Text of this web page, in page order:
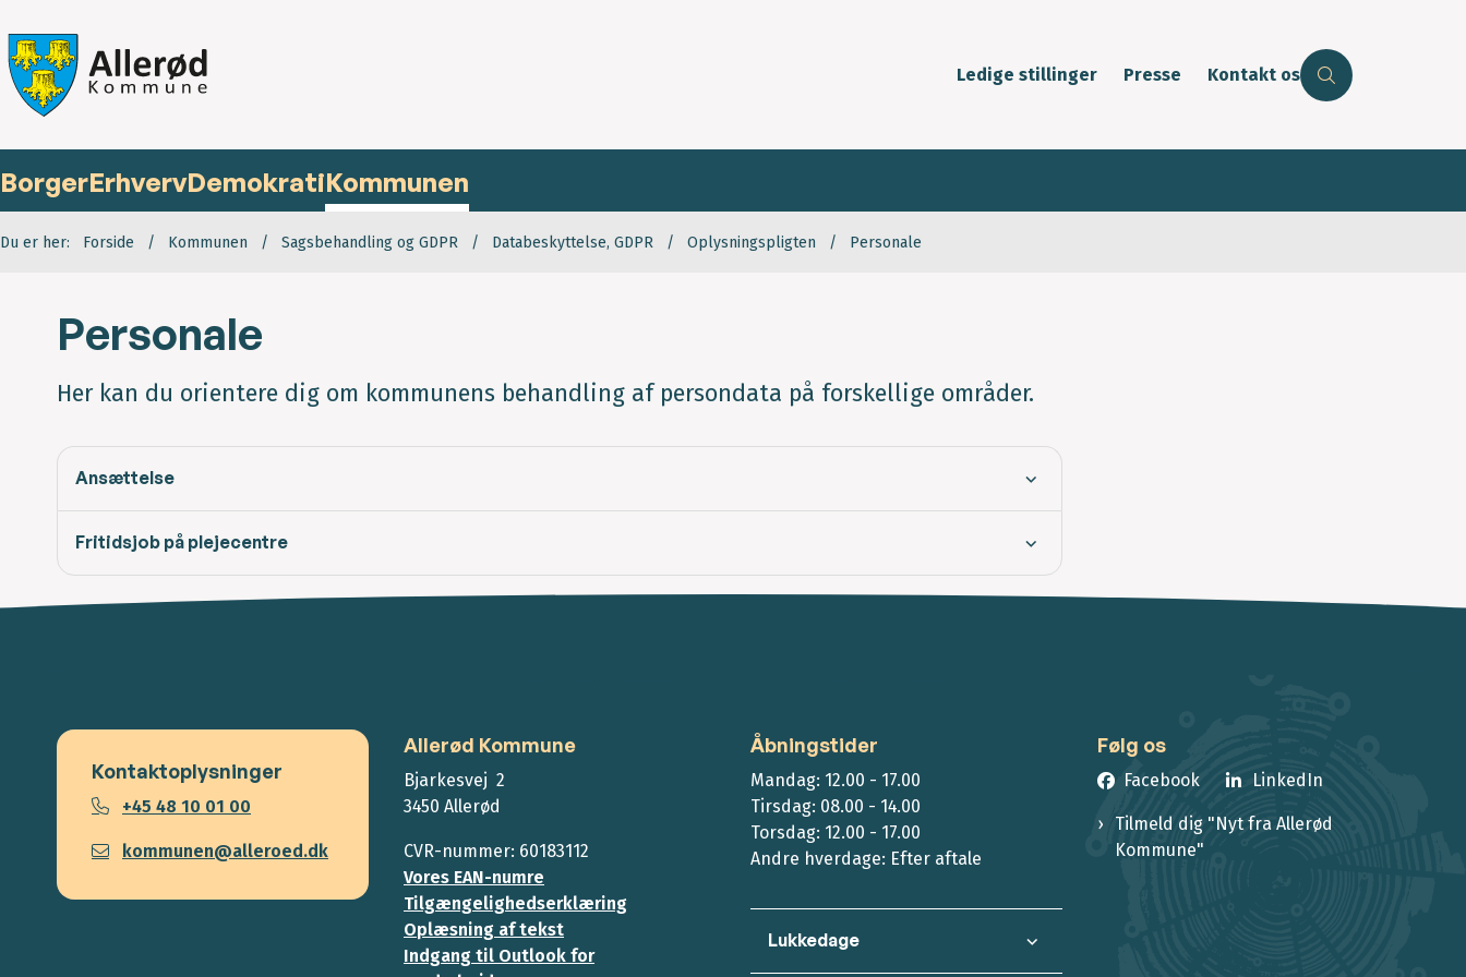
Ledige stillinger Presse Kontakt os
BorgerErhvervDemokratiKommunen
Du er her: Forside Kommunen Sagsbehandling og GDPR Databeskyttelse, GDPR Oplysningspligten Personale
Personale
Her kan du orientere dig om kommunens behandling af persondata på forskellige områder.
Ansættelse
Fritidsjob på plejecentre
Kontaktoplysninger
+45 48 10 01 00
kommunen@alleroed.dk
Allerød Kommune
Bjarkesvej 2
3450 Allerød
CVR-nummer: 60183112
Vores EAN-numre
Tilgængelighedserklæring
Oplæsning af tekst
Indgang til Outlook for
Åbningstider
Mandag: 12.00 - 17.00
Tirsdag: 08.00 - 14.00
Torsdag: 12.00 - 17.00
Andre hverdage: Efter aftale
Lukkedage
Følg os
Facebook LinkedIn
Tilmeld dig "Nyt fra Allerød
Kommune"